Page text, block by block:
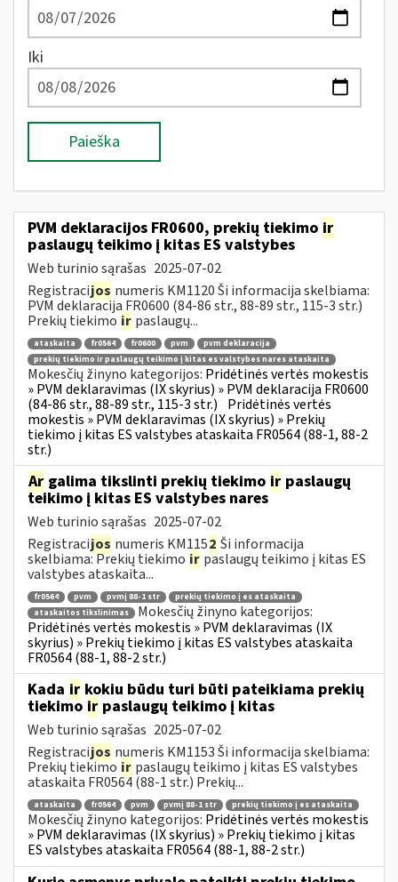
Iki
Paieška
PVM deklaracijos FR0600, prekių tiekimo ir
paslaugų teikimo į kitas ES valstybes
Web turinio sąrašas 2025-07-02
Registracijos numeris KM1120 Ši informacija skelbiama:
PVM deklaracija FR0600 (84-86 str., 88-89 str., 115-3 str.)
Prekių tiekimo ir paslaugų...
ataskaita fr0564 fr0600 pvm
pvm deklaracija
prekių tiekimo ir paslaugų teikimo į kitas es valstybes nares ataskaita
Mokesčių žinyno kategorijos: Pridėtinės vertės mokestis
» PVM deklaravimas (IX skyrius) » PVM deklaracija FR0600
(84-86 str., 88-89 str., 115-3 str.) Pridėtinės vertės
mokestis » PVM deklaravimas (IX skyrius) » Prekių
tiekimo į kitas ES valstybes ataskaita FR0564 (88-1, 88-2
str.)
Ar galima tikslinti prekių tiekimo ir paslaugų
teikimo į kitas ES valstybes nares
Web turinio sąrašas 2025-07-02
Registracijos numeris KM1152 Ši informacija
skelbiama: Prekių tiekimo ir paslaugų teikimo į kitas ES
valstybes ataskaita...
fr0564 pvm pvmį 88-1 str
prekių tiekimo į es ataskaita
ataskaitos tikslinimas
Mokesčių žinyno kategorijos:
Pridėtinės vertės mokestis » PVM deklaravimas (IX
skyrius) » Prekių tiekimo į kitas ES valstybes ataskaita
FR0564 (88-1, 88-2 str.)
Kada ir kokiu būdu turi būti pateikiama prekių
tiekimo ir paslaugų teikimo į kitas
Web turinio sąrašas 2025-07-02
Registracijos numeris KM1153 Ši informacija skelbiama:
Prekių tiekimo ir paslaugų teikimo į kitas ES valstybes
ataskaita FR0564 (88-1 str.) Prekių...
ataskaita fr0564 pvm pvmį 88-1 str prekių tiekimo į es ataskaita
Mokesčių žinyno kategorijos: Pridėtinės vertės mokestis
» PVM deklaravimas (IX skyrius) » Prekių tiekimo į kitas
ES valstybes ataskaita FR0564 (88-1, 88-2 str.)